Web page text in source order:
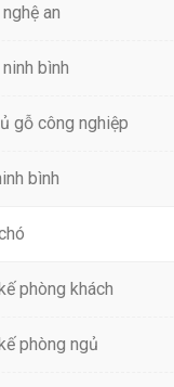
an
bình
gỗ công nghiệp
bình
phòng khách
phòng ngủ